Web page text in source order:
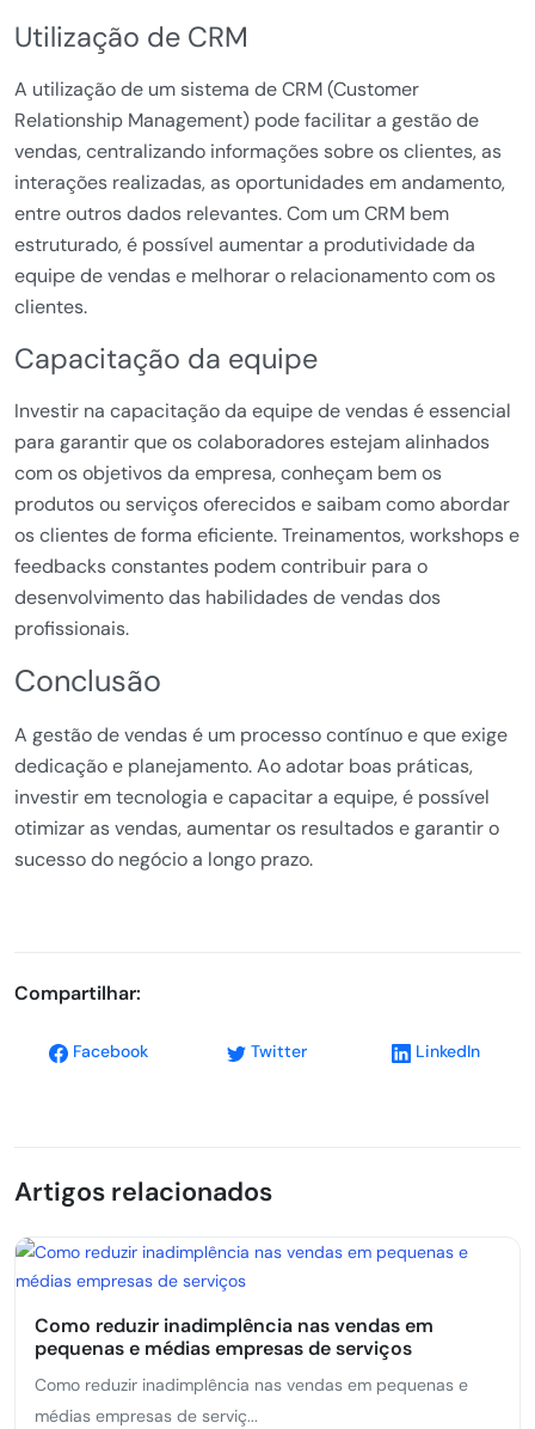
Utilização de CRM
A utilização de um sistema de CRM (Customer
Relationship Management) pode facilitar a gestão de
vendas, centralizando informações sobre os clientes, as
interações realizadas, as oportunidades em andamento,
entre outros dados relevantes. Com um CRM bem
estruturado, é possível aumentar a produtividade da
equipe de vendas e melhorar o relacionamento com os
clientes.
Capacitação da equipe
Investir na capacitação da equipe de vendas é essencial
para garantir que os colaboradores estejam alinhados
com os objetivos da empresa, conheçam bem os
produtos ou serviços oferecidos e saibam como abordar
os clientes de forma eficiente. Treinamentos, workshops e
feedbacks constantes podem contribuir para o
desenvolvimento das habilidades de vendas dos
profissionais.
Conclusão
A gestão de vendas é um processo contínuo e que exige
dedicação e planejamento. Ao adotar boas práticas,
investir em tecnologia e capacitar a equipe, é possível
otimizar as vendas, aumentar os resultados e garantir o
sucesso do negócio a longo prazo.
Compartilhar:
Facebook Twitter LinkedIn
Artigos relacionados
Como reduzir inadimplência nas vendas em
pequenas e médias empresas de serviços
Como reduzir inadimplência nas vendas em pequenas e
médias empresas de serviç...